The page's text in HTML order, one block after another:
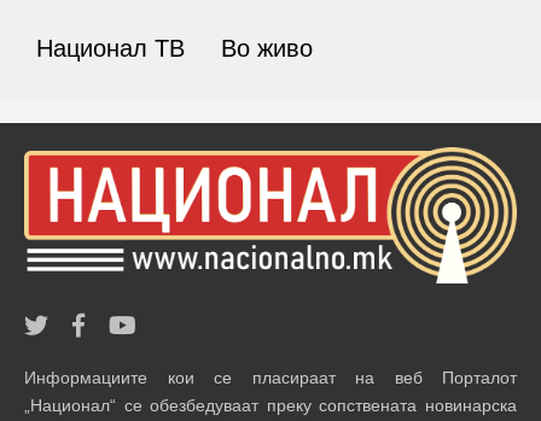
Национал ТВ Во живо
Информациите кои се пласираат на веб Порталот
„Национал“ се обезбедуваат преку сопствената новинарска